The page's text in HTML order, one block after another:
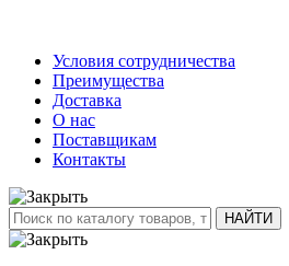
Условия сотрудничества
Преимущества
Доставка
О нас
Поставщикам
Контакты